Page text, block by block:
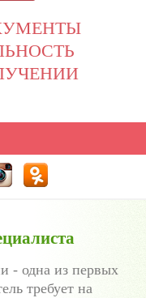
- одна из первых
требует на